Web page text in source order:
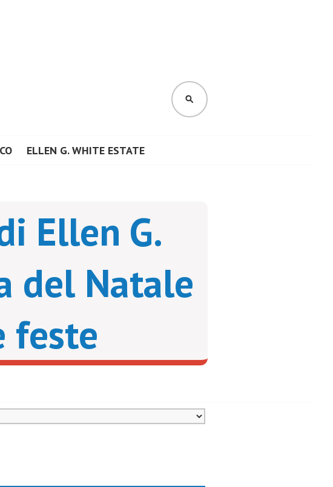
CERCA
ELLEN G. WHITE ESTATE
Ellen G.
del Natale
feste